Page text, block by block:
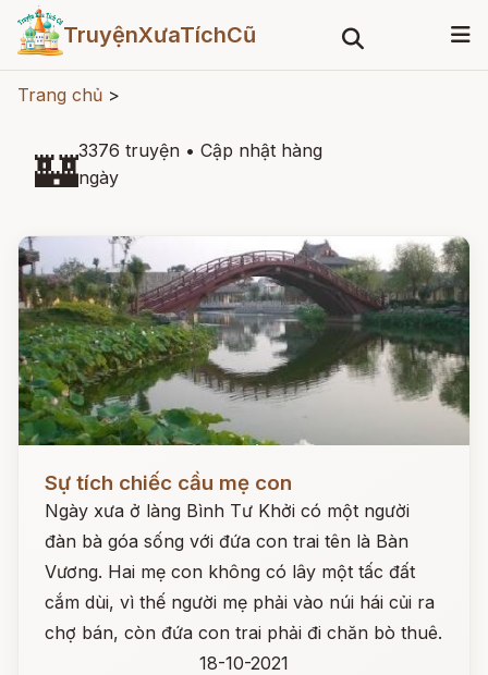
TruyệnXưaTíchCũ
Trang chủ >
🏰3376 truyện • Cập nhật hàng
ngày
Sự tích chiếc cầu mẹ con
Ngày xưa ở làng Bình Tư Khởi có một người
đàn bà góa sống với đứa con trai tên là Bàn
Vương. Hai mẹ con không có lây một tấc đất
cắm dùi, vì thế người mẹ phải vào núi hái củi ra
chợ bán, còn đứa con trai phải đi chăn bò thuê.
18-10-2021